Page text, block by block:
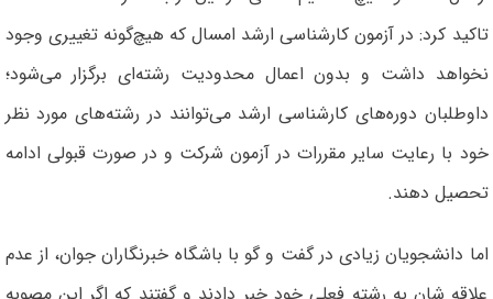
تاکید کرد: در آزمون کارشناسی ارشد امسال که هیچ‌گونه تغییری وجود
نخواهد داشت و بدون اعمال محدودیت رشته‌ای برگزار می‌شود؛
داوطلبان دوره‌های کارشناسی ارشد می‌توانند در رشته‌های مورد نظر
خود با رعایت سایر مقررات در آزمون شرکت و در صورت قبولی ادامه
تحصیل دهند.
اما دانشجویان زیادی در گفت و گو با باشگاه خبرنگاران جوان، از عدم